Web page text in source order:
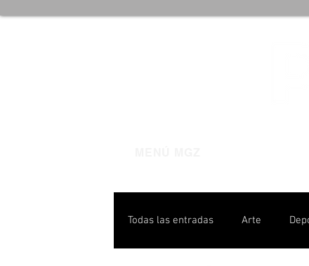
Todas las entradas Arte